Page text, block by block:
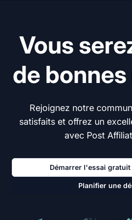
Vous
de bonnes
Rejoignez notre
satisfaits et offrez un
avec Post
Démarrer l'essai
Planifier une